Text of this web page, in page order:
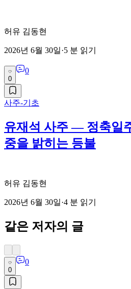
허유 김동현
2026년 6월 30일·5 분 읽기
0
0
사주-기초
유재석 사주 — 정축일
중을 밝히는 등불
허유 김동현
2026년 6월 30일·4 분 읽기
같은 저자의 글
0
0